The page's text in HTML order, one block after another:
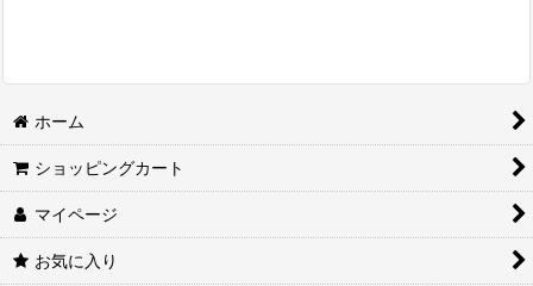
ホーム
ショッピングカート
マイページ
お気に入り